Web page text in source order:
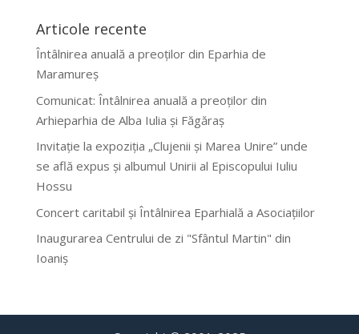
Articole recente
Întâlnirea anuală a preoților din Eparhia de
Maramureș
Comunicat: Întâlnirea anuală a preoților din
Arhieparhia de Alba Iulia și Făgăraș
Invitație la expoziția „Clujenii și Marea Unire” unde
se află expus și albumul Unirii al Episcopului Iuliu
Hossu
Concert caritabil și Întâlnirea Eparhială a Asociațiilor
Inaugurarea Centrului de zi "Sfântul Martin" din
Ioaniș